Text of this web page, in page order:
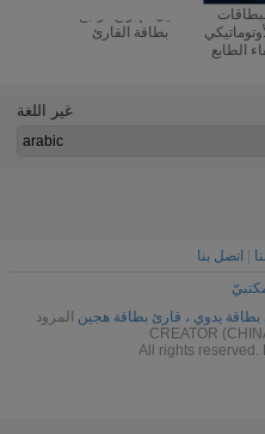
بطاقة القارئ
الطابع
غير اللغة
اتصل بنا
بطاقة يدوي ، قارئ بطاقة هجين المزود. Copyright © 2014 - 2025
CREATOR
All rights reserved.